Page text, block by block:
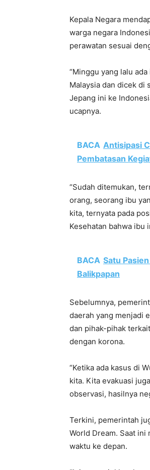
Kepala Negara
warga negara
perawatan sesuai
“Minggu yang lalu
Malaysia dan dicek di
Jepang ini ke
ucapnya.
BACA Antisipasi
Pembatasan
“Sudah ditemukan,
orang, seorang ibu
kita, ternyata pada
Kesehatan bahwa ibu
BACA Satu
Balikpapan
Sebelumnya,
daerah yang menjadi
dan pihak-pihak
dengan korona.
“Ketika ada kasus di
kita. Kita evakuasi
observasi, hasilnya
Terkini, pemerintah
World Dream. Saat ini
waktu ke depan.